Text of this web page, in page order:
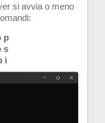
si avvia o meno
p
s
i